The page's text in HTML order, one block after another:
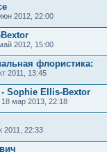
2012, 22:00
2012, 15:00
флористика:
2011, 13:45
Sophie Ellis-Bextor
18 мар 2013, 22:18
2011, 22:33